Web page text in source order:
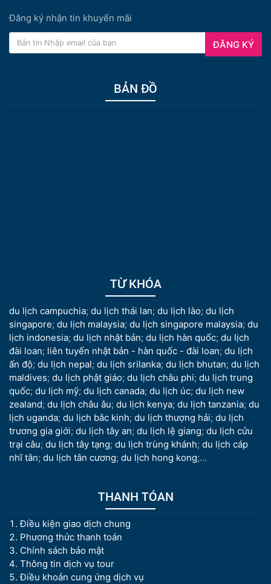
Đăng ký nhận tin khuyến mãi
ĐĂNG KÝ
BẢN ĐỒ
TỪ KHÓA
du lịch campuchia; du lịch thái lan; du lịch lào; du lịch
singapore; du lịch malaysia; du lịch singapore malaysia; du
lịch indonesia; du lịch nhật bản; du lịch hàn quốc; du lịch
đài loan; liên tuyến nhật bản - hàn quốc - đài loan; du lịch
ấn độ; du lịch nepal; du lịch srilanka; du lịch bhutan; du lịch
maldives; du lịch phật giáo; du lịch châu phi; du lịch trung
quốc; du lịch mỹ; du lịch canada; du lịch úc; du lịch new
zealand; du lịch châu âu; du lịch kenya; du lịch tanzania; du
lịch uganda; du lịch bắc kinh; du lịch thượng hải; du lịch
trương gia giới; du lịch tây an; du lịch lệ giang; du lịch cửu
trại câu; du lịch tây tạng; du lịch trùng khánh; du lịch cáp
nhĩ tân; du lịch tân cương; du lịch hong kong;...
THANH TÓAN
Điều kiện giao dịch chung
Phương thức thanh toán
Chính sách bảo mật
Thông tin dịch vụ tour
Điều khoản cung ứng dịch vụ